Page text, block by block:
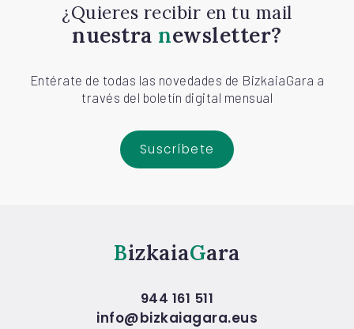
¿Quieres recibir en tu mail
nuestra newsletter?
Entérate de todas las novedades de BizkaiaGara a
través del boletín digital mensual
Suscríbete
Bizkaia Gara
944 161 511
info@bizkaiagara.eus